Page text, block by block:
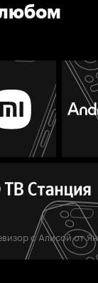
с Алисой от